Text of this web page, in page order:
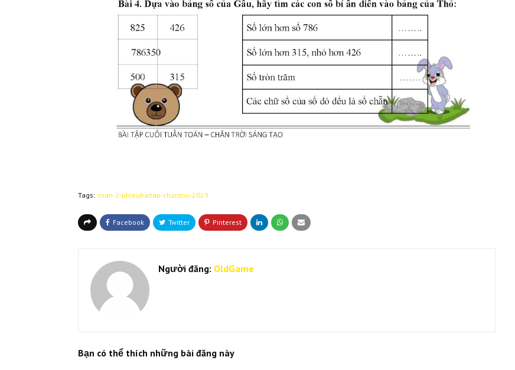
Tags: toan-2-phieubaitap-chantroi-2023
Người đăng: OldGame
Bạn có thể thích những bài đăng này